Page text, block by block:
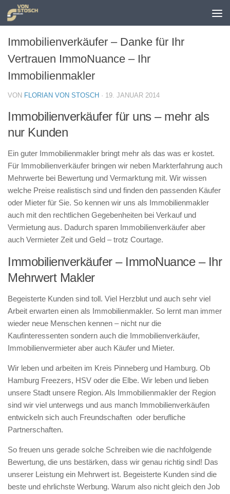
Zum Inhalt springen
Immobilienverkäufer – Danke für Ihr
Vertrauen ImmoNuance – Ihr
Immobilienmakler
VON FLORIAN VON STOSCH · 19. JANUAR 2014
Immobilienverkäufer für uns – mehr als
nur Kunden
Ein guter Immobilienmakler bringt mehr als das was er kostet.
Für Immobilienverkäufer bringen wir neben Markterfahrung auch
Mehrwerte bei Bewertung und Vermarktung mit. Wir wissen
welche Preise realistisch sind und finden den passenden Käufer
oder Mieter für Sie. So kennen wir uns als Immobilienmakler
auch mit den rechtlichen Gegebenheiten bei Verkauf und
Vermietung aus. Dadurch sparen Immobilienverkäufer aber
auch Vermieter Zeit und Geld – trotz Courtage.
Immobilienverkäufer – ImmoNuance – Ihr
Mehrwert Makler
Begeisterte Kunden sind toll. Viel Herzblut und auch sehr viel
Arbeit erwarten einen als Immobilienmakler. So lernt man immer
wieder neue Menschen kennen – nicht nur die
Kaufinteressenten sondern auch die Immobilienverkäufer,
Immobilienvermieter aber auch Käufer und Mieter.
Wir leben und arbeiten im Kreis Pinneberg und Hamburg. Ob
Hamburg Freezers, HSV oder die Elbe. Wir leben und lieben
unsere Stadt unsere Region. Als Immobilienmakler der Region
sind wir viel unterwegs und aus manch Immobilienverkäufen
entwickeln sich auch Freundschaften oder berufliche
Partnerschaften.
So freuen uns gerade solche Schreiben wie die nachfolgende
Bewertung, die uns bestärken, dass wir genau richtig sind! Das
unserer Leistung ein Mehrwert ist. Begeisterte Kunden sind die
beste und ehrlichste Werbung. Warum also nicht gleich den Job